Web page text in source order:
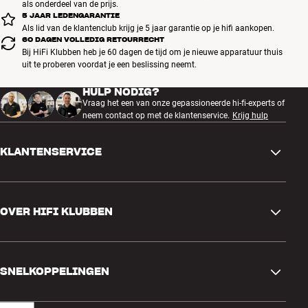
als onderdeel van de prijs.
5 JAAR LEDENGARANTIE
Als lid van de klantenclub krijg je 5 jaar garantie op je hifi aankopen.
60 DAGEN VOLLEDIG RETOURRECHT
Bij HiFi Klubben heb je 60 dagen de tijd om je nieuwe apparatuur thuis
uit te proberen voordat je een beslissing neemt.
HULP NODIG?
Vraag het een van onze gepassioneerde hi-fi-experts of
neem contact op met de klantenservice. Krijg hulp
KLANTENSERVICE
Ruilen en retourneren
Bestelling herroepen
OVER HIFI KLUBBEN
Klantenclub
SNELKOPPELINGEN